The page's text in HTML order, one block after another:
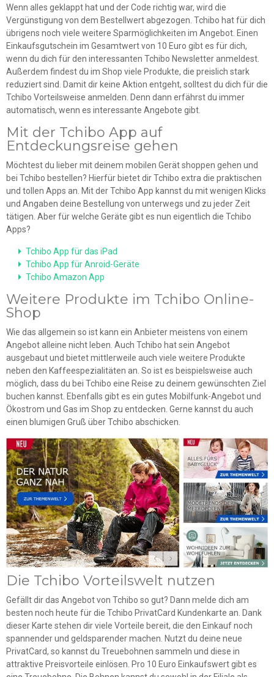
Wenn alles geklappt hat und der Code richtig war, wird die
Vergünstigung von dem Bestellwert abgezogen. Tchibo hat für dich
übrigens noch viele weitere Sparmöglichkeiten im Angebot. Einen
Einkaufsgutschein im Gesamtwert von 10 Euro gibt es für dich,
wenn du dich für den interessanten Tchibo Newsletter anmeldest.
Außerdem findest du im Shop viele Produkte, die preislich stark
reduziert sind. Damit dir keine Aktion entgeht, solltest du dich für die
Tchibo Vorteilsweise anmelden. Denn dann erfährst du immer
automatisch, wenn es interessante Angebote gibt.
Mit der Tchibo App auf
Entdeckungsreise gehen
Möchtest du lieber mit deinem mobilen Gerät shoppen gehen und
bei Tchibo bestellen? Hierfür bietet dir Tchibo extra die praktischen
und tollen Apps an. Mit der Tchibo App kannst du mit wenigen Klicks
und Angaben deine Bestellung von unterwegs und zu jeder Zeit
tätigen. Aber für welche Geräte gibt es nun eigentlich die Tchibo
Apps?
Tchibo App für das iPad
Tchibo App für Anroid-Geräte
Tchibo Amazon App
Weitere Produkte im Tchibo Online-
Shop
Wie das allgemein so ist kann ein Anbieter meistens von einem
Angebot alleine nicht leben. Auch Tchibo hat sein Angebot
ausgebaut und bietet mittlerweile auch viele weitere Produkte
neben den Kaffeespezialitäten an. So ist es beispielsweise auch
möglich, dass du bei Tchibo eine Reise zu deinem gewünschten Ziel
buchen kannst. Ebenfalls gibt es ein gutes Mobilfunk-Angebot und
Ökostrom und Gas im Shop zu entdecken. Gerne kannst du auch
einen blumigen Gruß über Tchibo abschicken.
Die Tchibo Vorteilswelt nutzen
Gefällt dir das Angebot von Tchibo so gut? Dann melde dich am
besten noch heute für die Tchibo PrivatCard Kundenkarte an. Dank
dieser Karte stehen dir viele Vorteile bereit, die den Einkauf noch
spannender und geldsparender machen. Nutzt du deine neue
PrivatCard, so kannst du Treuebohnen sammeln und diese in
attraktive Preisvorteile einlösen. Pro 10 Euro Einkaufswert gibt es